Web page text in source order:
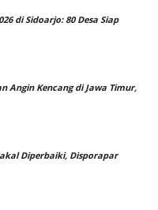
di Sidoarjo: 80 Desa Siap
Angin Kencang di Jawa Timur,
Diperbaiki, Disporapar